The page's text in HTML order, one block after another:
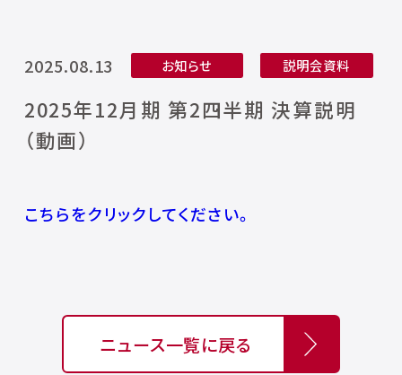
2025.08.13 お知らせ 説明会資料
2025年12月期 第2四半期 決算説明
（動画）
こちらをクリックしてください。
ニュース一覧に戻る